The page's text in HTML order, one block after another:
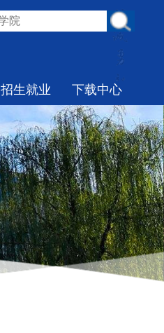
招生就业 下载中心